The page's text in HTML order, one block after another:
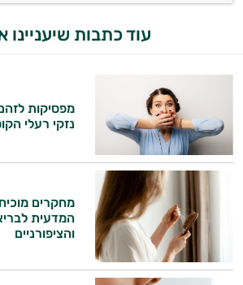
עוד כתבות שיעניינו
נזקי רעלי
מחקרים
המדעית
והציפורניים